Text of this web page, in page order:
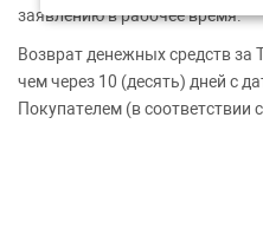
заявлению в рабочее время.
Возврат денежных средств за
чем через 10 (десять) дней с
Покупателем (в соответствии